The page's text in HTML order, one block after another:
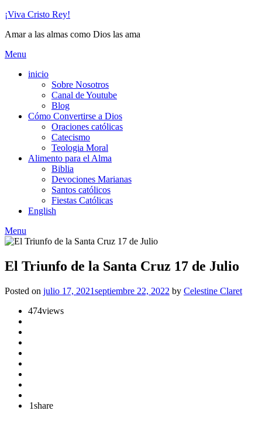
Skip
content
¡Viva Cristo Rey!
Amar a las almas como Dios las ama
Menu
inicio
Sobre Nosotros
Canal de Youtube
Blog
Cómo Convertirse a Dios
Oraciones católicas
Catecismo
Teologia Moral
Alimento para el Alma
Biblia
Devociones Marianas
Santos católicos
Fiestas Católicas
English
Menu
El Triunfo de la Santa Cruz 17 de Julio
Posted on julio 17, 2021septiembre 22, 2022 by Celestine Claret
474views
1share